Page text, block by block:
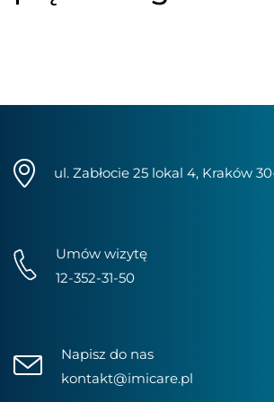
ul. Zabłocie 25 lokal 4, Kraków
Umów wizytę
12-352-31-50
Napisz do nas
kontakt@imicare.pl